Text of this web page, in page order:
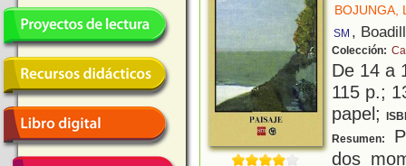
BOJUNGA,
SM ,
Colección:
De 14 a
115 p.;
papel;
Resumen:
dos